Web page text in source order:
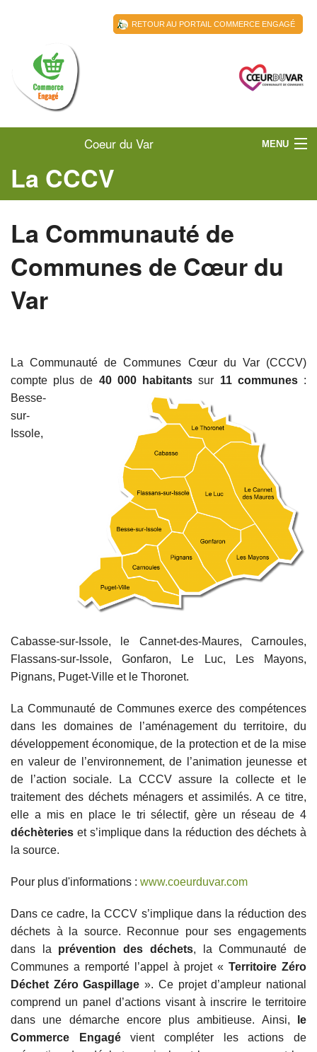
RETOUR AU PORTAIL COMMERCE ENGAGÉ
Coeur du Var MENU
LES COMMERÇANTS
ACTUALITÉS
La CCCV
La Communauté de
Communes de Cœur du
Var
La Communauté de Communes Cœur du Var (CCCV)
compte plus de 40 000 habitants sur 11 communes:
Besse-
sur-
Issole,
Cabasse-sur-Issole, le Cannet-des-Maures, Carnoules,
Flassans-sur-Issole, Gonfaron, Le Luc, Les Mayons,
Pignans, Puget-Ville et le Thoronet.
La Communauté de Communes exerce des compétences
dans les domaines de l’aménagement du territoire, du
développement économique, de la protection et de la mise
en valeur de l’environnement, de l’animation jeunesse et
de l’action sociale. La CCCV assure la collecte et le
traitement des déchets ménagers et assimilés. A ce titre,
elle a mis en place le tri sélectif, gère un réseau de 4
déchèteries et s’implique dans la réduction des déchets à
la source.
Pour plus d'informations : www.coeurduvar.com
Dans ce cadre, la CCCV s’implique dans la réduction des
déchets à la source. Reconnue pour ses engagements
dans la prévention des déchets, la Communauté de
Communes a remporté l’appel à projet «Territoire Zéro
Déchet Zéro Gaspillage ». Ce projet d’ampleur national
comprend un panel d’actions visant à inscrire le territoire
dans une démarche encore plus ambitieuse. Ainsi,
le
Commerce Engagévient compléter les actions de